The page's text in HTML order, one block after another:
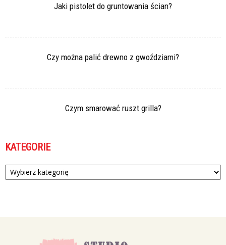
Jaki pistolet do gruntowania ścian?
Czy można palić drewno z gwoździami?
Czym smarować ruszt grilla?
KATEGORIE
Kategorie